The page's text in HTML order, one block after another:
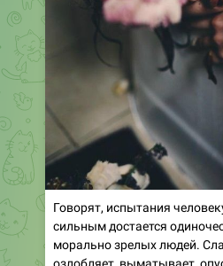
Говорят, испытания
сильным достается
морально зрелых людей.